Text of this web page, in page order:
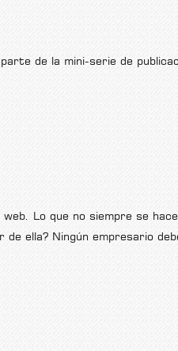
de la mini-serie de
Lo que no siempre se
ella? Ningún empresario